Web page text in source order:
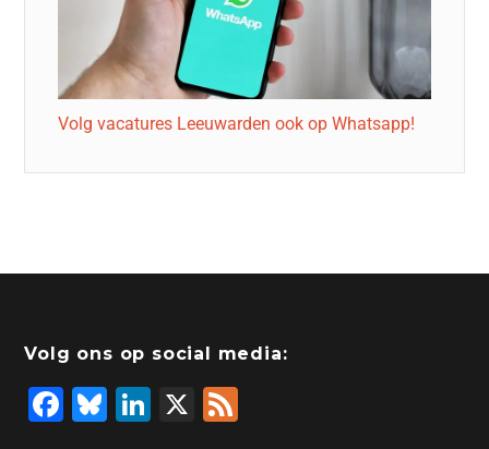
Volg vacatures Leeuwarden ook op Whatsapp!
Volg ons op social media:
F
Bl
Li X